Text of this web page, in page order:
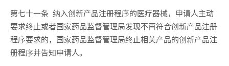
第七十一条 纳入创新产品注册程序的医疗器械，申请人主动
要求终止或者国家药品监督管理局发现不再符合创新产品注册
程序要求的，国家药品监督管理局终止相关产品的创新产品注
册程序并告知申请人。